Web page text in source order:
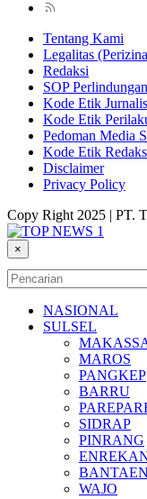
Tentang Kami
Legalitas
Redaksi
SOP
Kode Etik
Kode Etik
Pedoman Media
Kode Etik
Disclaimer
Privacy Policy
Copy Right 2025 |
×
NASIONAL
SULSEL
MAROS
PANGKEP
BARRU
SIDRAP
PINRANG
WAJO